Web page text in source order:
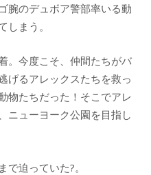
腕のデュボア警部率いる動
まう。
。今度こそ、仲間たちがバ
げるアレックスたちを救っ
物たちだった！そこでアレ
ニューヨーク公園を目指し
迫っていた?。